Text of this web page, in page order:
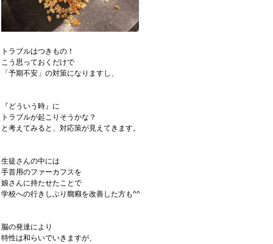
トラブルはつきもの！
こう思っておくだけで
「予期不安」の対策になりますし、
『どういう時』に
トラブルが起こりそうかな？
と考えてみると、対応策が見えてきます。
生徒さんの中には
手首用のファーカフスを
娘さんに持たせたことで
学校への行きしぶり癇癪を改善した方も^^
脳の発達により
特性は和らいでいきますが、